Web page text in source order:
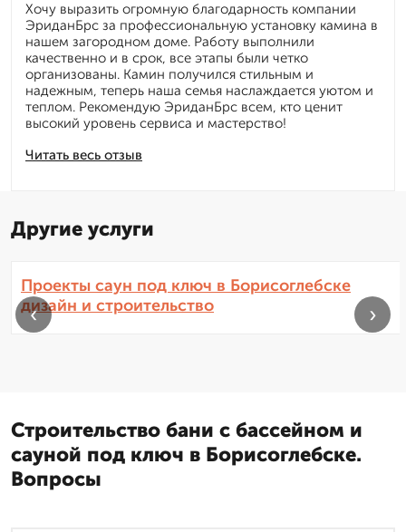
Читать весь отзыв
Хочу выразить огромную благодарность компании
ЭриданБрс за профессиональную установку камина в
нашем загородном доме. Работу выполнили
качественно и в срок, все этапы были четко
организованы. Камин получился стильным и
надежным, теперь наша семья наслаждается уютом и
теплом. Рекомендую ЭриданБрс всем, кто ценит
высокий уровень сервиса и мастерство!
Другие услуги
Проекты саун под ключ в Борисоглебске
дизайн и строительство
‹ ›
Строительство бани с бассейном и
сауной под ключ в Борисоглебске.
Вопросы